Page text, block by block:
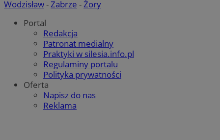
Wodzisław- Zabrze - Żory
Portal
Redakcja
Patronat medialny
Praktyki w silesia.info.pl
Regulaminy portalu
Polityka prywatności
Oferta
Napisz do nas
Reklama